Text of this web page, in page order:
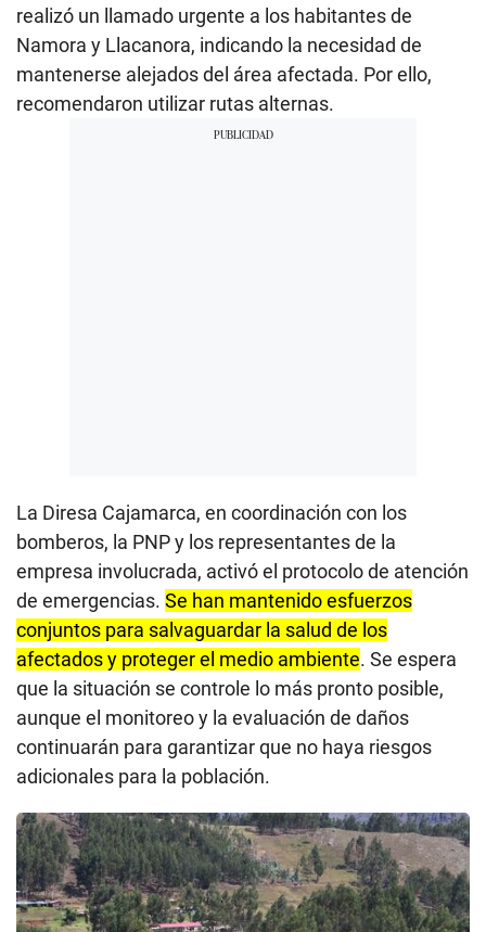
realizó un llamado urgente a los habitantes de
Namora y Llacanora, indicando la necesidad de
mantenerse alejados del área afectada. Por ello,
recomendaron utilizar rutas alternas.
La Diresa Cajamarca, en coordinación con los
bomberos, la PNP y los representantes de la
empresa involucrada, activó el protocolo de atención
de emergencias. Se han mantenido esfuerzos
conjuntos para salvaguardar la salud de los
afectados y proteger el medio ambiente. Se espera
que la situación se controle lo más pronto posible,
aunque el monitoreo y la evaluación de daños
continuarán para garantizar que no haya riesgos
adicionales para la población.